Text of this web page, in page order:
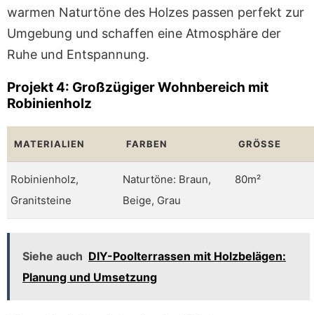
warmen Naturtöne des Holzes passen perfekt zur
Umgebung und schaffen eine Atmosphäre der
Ruhe und Entspannung.
Projekt 4: Großzügiger Wohnbereich mit
Robinienholz
MATERIALIEN FARBEN GRÖSSE
Robinienholz,
Granitsteine
Naturtöne: Braun,
Beige, Grau
80m²
Siehe auch DIY-Poolterrassen mit Holzbelägen:
Planung und Umsetzung